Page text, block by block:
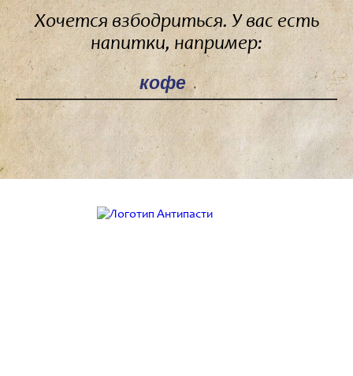
Хочется взбодриться. У вас есть
напитки, например:
Поле поиска